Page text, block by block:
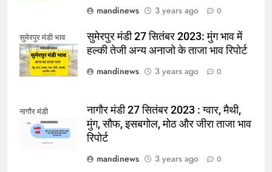
mandinews
3 years ago 0
सुमेरपुर मंडी भाव
सुमेरपुर मंडी 27 सितंबर 2023: मुंग भाव में
हल्की तेजी अन्य अनाजो के ताजा भाव रिपोर्ट
mandinews
3 years ago 0
नागौर मंडी
नागौर मंडी 27 सितंबर 2023 : ग्वार, मैथी,
मुंग, सौफ, इसबगोल, मोठ और जीरा ताजा भाव
रिपोर्ट
mandinews
3 years ago 0